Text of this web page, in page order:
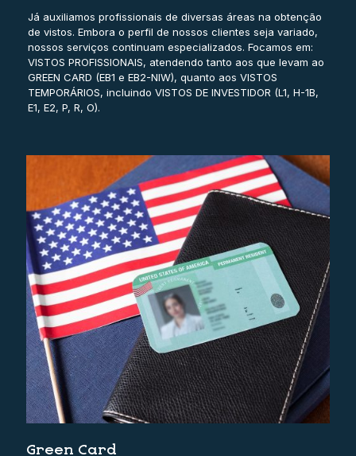
Já auxiliamos profissionais de diversas áreas na obtenção
de vistos. Embora o perfil de nossos clientes seja variado,
nossos serviços continuam especializados. Focamos em:
VISTOS PROFISSIONAIS, atendendo tanto aos que levam ao
GREEN CARD (EB1 e EB2-NIW), quanto aos VISTOS
TEMPORÁRIOS, incluindo VISTOS DE INVESTIDOR (L1, H-1B,
E1, E2, P, R, O).
Green Card